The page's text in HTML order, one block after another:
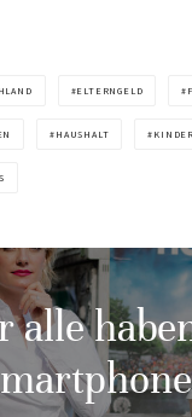
ELTERNGELD
HAUSHALT KINDER
alle